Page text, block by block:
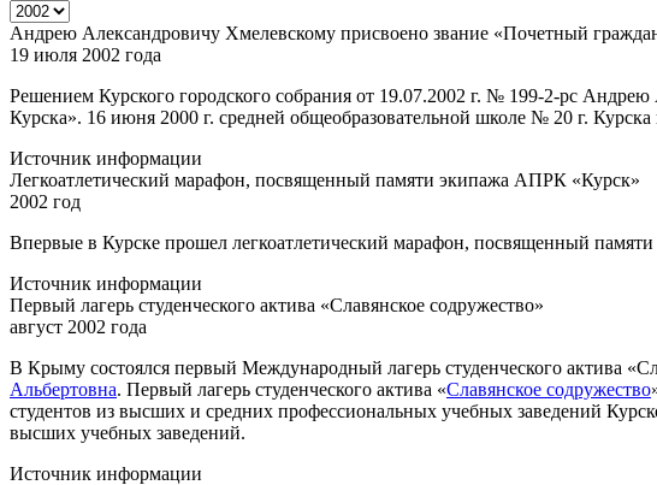
Андрею Александровичу Хмелевскому присвоено звание «Почетный
19 июля 2002 года
Решением Курского городского собрания от 19.07.2002 г. № 199-2-рс
Курска». 16 июня 2000 г. средней общеобразовательной школе № 20 г.
Источник информации
Легкоатлетический марафон, посвященный памяти экипажа АПРК «Курск»
2002 год
Впервые в Курске прошел легкоатлетический марафон, посвященный
Источник информации
Первый лагерь студенческого актива «Славянское содружество»
август 2002 года
В Крыму состоялся первый Международный лагерь студенческого актива
Альбертовна. Первый лагерь студенческого актива «Славянское содружество
студентов из высших и средних профессиональных учебных заведений
высших учебных заведений.
Источник информации